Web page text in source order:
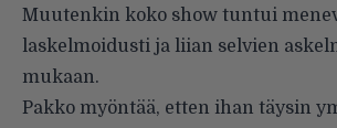
Muutenkin koko show tuntui
laskelmoidusti ja liian selvien
mukaan.
Pakko myöntää, etten ihan täysin